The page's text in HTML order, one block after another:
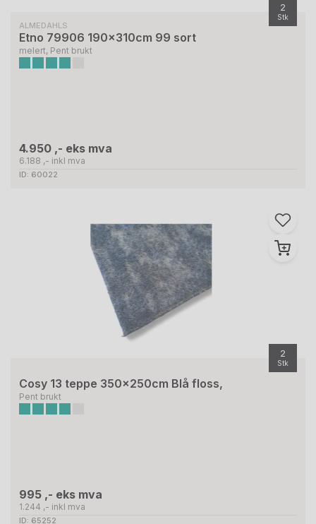
2
Stk
ALMEDAHLS
Etno 79906 190x310cm 99 sort
melert, Pent brukt
4.950 ,- eks mva
6.188 ,- inkl mva
ID: 60022
2
Stk
Cosy 13 teppe 350x250cm Blå floss,
Pent brukt
995 ,- eks mva
1.244 ,- inkl mva
ID: 65252